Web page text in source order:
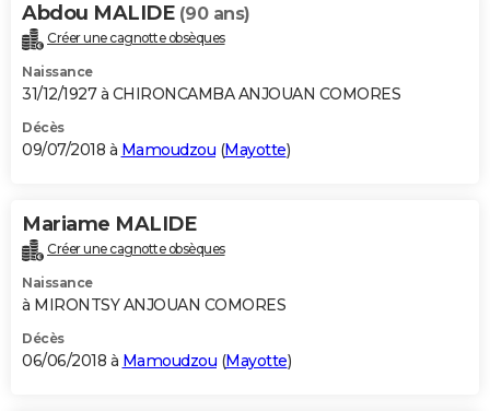
Abdou MALIDE (90 ans)
Créer une cagnotte obsèques
Naissance
31/12/1927 à CHIRONCAMBA ANJOUAN COMORES
Décès
09/07/2018 à Mamoudzou (Mayotte)
Mariame MALIDE
Créer une cagnotte obsèques
Naissance
à MIRONTSY ANJOUAN COMORES
Décès
06/06/2018 à Mamoudzou (Mayotte)